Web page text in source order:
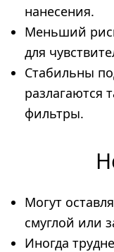
нанесения.
Меньший
для
Стабильны
разлагаются
фильтры.
Могут
смуглой или
Иногда